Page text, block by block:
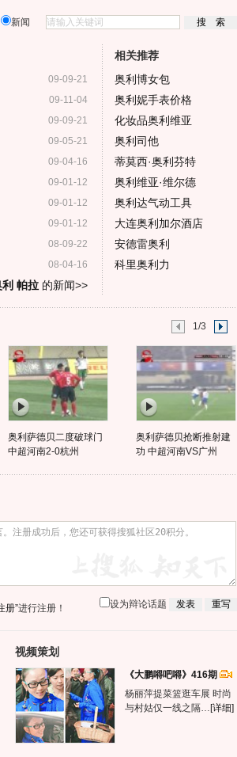
新闻
09-09-21
09-11-04
09-09-21
09-05-21
09-04-16
09-01-12
09-01-12
09-01-12
08-09-22
08-04-16
利 帕拉的新闻>>
相关推荐
奥利博女包
奥利妮手表价格
化妆品奥利维亚
奥利司他
蒂莫西·奥利芬特
奥利维亚·维尔德
奥利达气动工具
大连奥利加尔酒店
安德雷奥利
科里奥利力
1/3
奥利萨德贝二度破球门
中超河南2-0杭州
奥利萨德贝抢断推射建
功 中超河南VS广州
册”进行注册！ 设为辩论话题
视频策划
《大鹏嘚吧嘚》416期
杨丽萍提菜篮逛车展 时尚
与村姑仅一线之隔… [详细]